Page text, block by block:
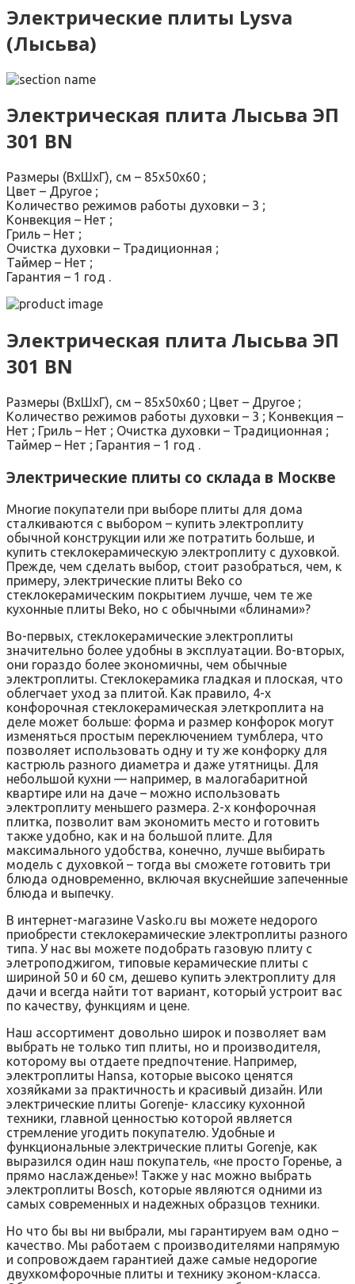
Электрические плиты Lysva
(Лысьва)
Электрическая плита Лысьва ЭП
301 BN
Размеры (ВхШхГ), см – 85х50х60 ;
Цвет – Другое ;
Количество режимов работы духовки – 3 ;
Конвекция – Нет ;
Гриль – Нет ;
Очистка духовки – Традиционная ;
Таймер – Нет ;
Гарантия – 1 год .
Электрическая плита Лысьва ЭП
301 BN
Размеры (ВхШхГ), см – 85х50х60 ; Цвет – Другое ;
Количество режимов работы духовки – 3 ; Конвекция –
Нет ; Гриль – Нет ; Очистка духовки – Традиционная ;
Таймер – Нет ; Гарантия – 1 год .
Электрические плиты со склада в Москве
Многие покупатели при выборе плиты для дома
сталкиваются с выбором – купить электроплиту
обычной конструкции или же потратить больше, и
купить стеклокерамическую электроплиту с духовкой.
Прежде, чем сделать выбор, стоит разобраться, чем, к
примеру, электрические плиты Beko со
стеклокерамическим покрытием лучше, чем те же
кухонные плиты Beko, но с обычными «блинами»?
Во-первых, стеклокерамические электроплиты
значительно более удобны в эксплуатации. Во-вторых,
они гораздо более экономичны, чем обычные
электроплиты. Стеклокерамика гладкая и плоская, что
облегчает уход за плитой. Как правило, 4-х
конфорочная стеклокерамическая элеткроплита на
деле может больше: форма и размер конфорок могут
изменяться простым переключением тумблера, что
позволяет использовать одну и ту же конфорку для
кастрюль разного диаметра и даже утятницы. Для
небольшой кухни — например, в малогабаритной
квартире или на даче – можно использовать
электроплиту меньшего размера. 2-х конфорочная
плитка, позволит вам экономить место и готовить
также удобно, как и на большой плите. Для
максимального удобства, конечно, лучше выбирать
модель с духовкой – тогда вы сможете готовить три
блюда одновременно, включая вкуснейшие запеченные
блюда и выпечку.
В интернет-магазине Vasko.ru вы можете недорого
приобрести стеклокерамические электроплиты разного
типа. У нас вы можете подобрать газовую плиту с
элетроподжигом, типовые керамические плиты с
шириной 50 и 60 см, дешево купить электроплиту для
дачи и всегда найти тот вариант, который устроит вас
по качеству, функциям и цене.
Наш ассортимент довольно широк и позволяет вам
выбрать не только тип плиты, но и производителя,
которому вы отдаете предпочтение. Например,
электроплиты Hansa, которые высоко ценятся
хозяйками за практичность и красивый дизайн. Или
электрические плиты Gorenje- классику кухонной
техники, главной ценностью которой является
стремление угодить покупателю. Удобные и
функциональные электрические плиты Gorenje, как
выразился один наш покупатель, «не просто Горенье, а
прямо наслажденье»! Также у нас можно выбрать
электроплиты Bosch, которые являются одними из
самых современных и надежных образцов техники.
Но что бы вы ни выбрали, мы гарантируем вам одно –
качество. Мы работаем с производителями напрямую
и сопровождаем гарантией даже самые недорогие
двухкомфорочные плиты и технику эконом-класса.